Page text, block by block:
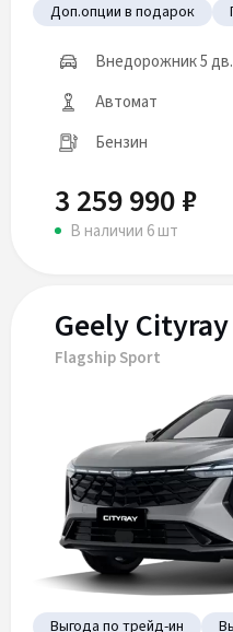
Доп.опции в подарок
Внедорожник 5 дв.
Автомат
Бензин
3 259 990 ₽
В наличии 6 шт
Geely Cityray
Flagship Sport
Выгода по трейд-ин